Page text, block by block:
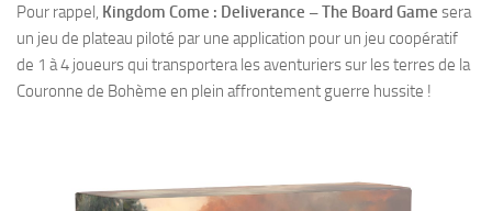
Pour rappel, Kingdom Come : Deliverance – The Board Game sera
un jeu de plateau piloté par une application pour un jeu coopératif
de 1 à 4 joueurs qui transportera les aventuriers sur les terres de la
Couronne de Bohème en plein affrontement guerre hussite !